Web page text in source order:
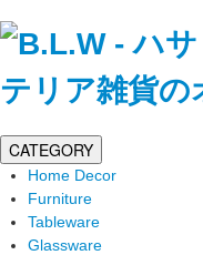
CATEGORY
Home Decor
Furniture
Tableware
Glassware